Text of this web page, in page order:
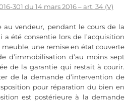
301 du 14 mars 2016 – art. 34 (V)
au vendeur, pendant le cours de la
été consentie lors de l’acquisition
une remise en état couverte
d’immobilisation d’au moins sept
de la garantie qui restait à courir.
de la demande d’intervention de
pour réparation du bien en
est postérieure à la demande